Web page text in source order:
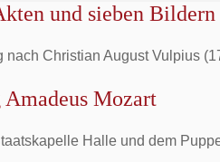
und sieben Bildern
nach Christian August Vulpius
Mozart
Halle und dem